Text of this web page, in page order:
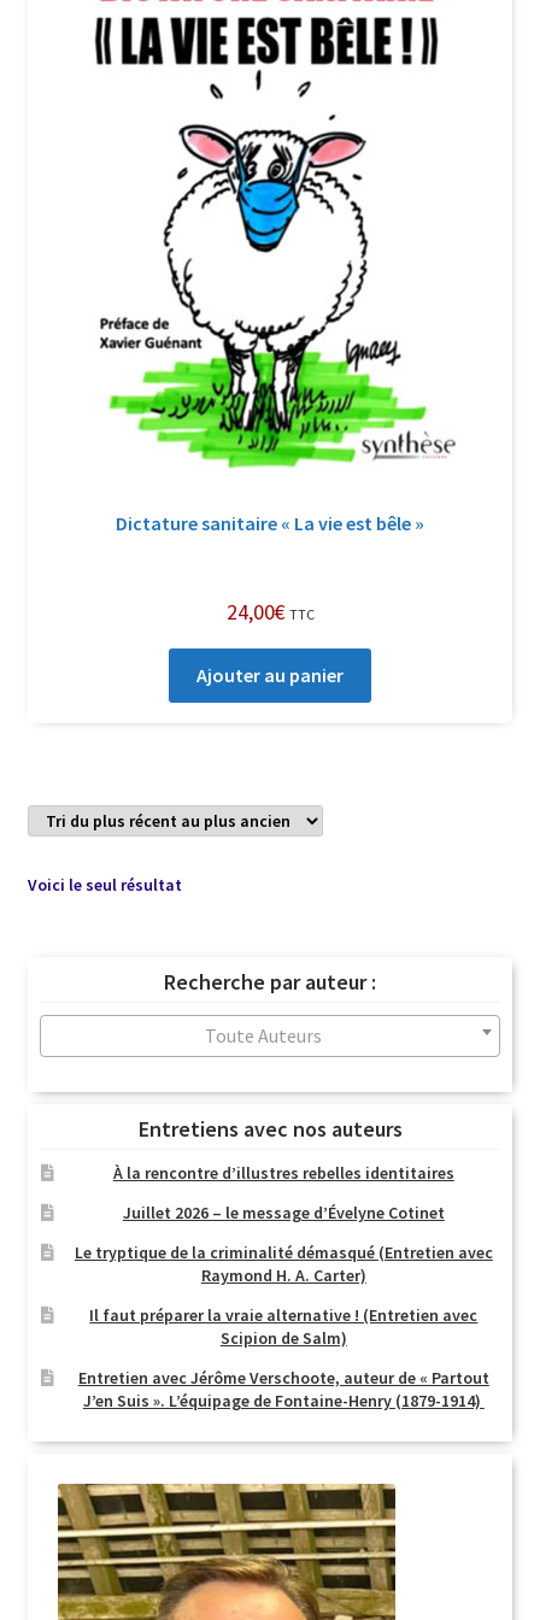
Login Customizer
Politique de confidentialité et cookies
Qui sommes-nous ?
Soutien à Philippe Randa
Suivi de la Commande
Dictature sanitaire « La vie est bêle »
24,00€ TTC
Ajouter au panier
Voici le seul résultat
Recherche par auteur :
Toute Auteurs
Entretiens avec nos auteurs
À la rencontre d’illustres rebelles identitaires
Juillet 2026 – le message d’Évelyne Cotinet
Le tryptique de la criminalité démasqué (Entretien avec
Raymond H. A. Carter)
Il faut préparer la vraie alternative ! (Entretien avec
Scipion de Salm)
Entretien avec Jérôme Verschoote, auteur de « Partout
J’en Suis ». L’équipage de Fontaine-Henry (1879-1914)